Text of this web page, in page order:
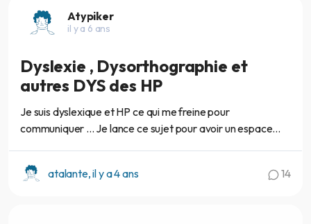
Atypiker
il y a 6 ans
Dyslexie , Dysorthographie et
autres DYS des HP
Je suis dyslexique et HP ce qui me freine pour
communiquer ... Je lance ce sujet pour avoir un espace...
atalante, il y a 4 ans 14